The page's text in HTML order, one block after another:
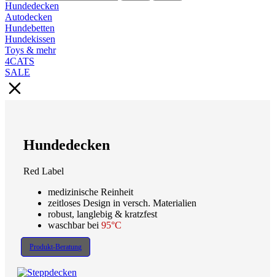
Hundedecken
Autodecken
Hundebetten
Hundekissen
Toys & mehr
4CATS
SALE
Hundedecken
Red Label
medizinische Reinheit
zeitloses Design in versch. Materialien
robust, langlebig & kratzfest
waschbar bei 95°C
Produkt-Beratung